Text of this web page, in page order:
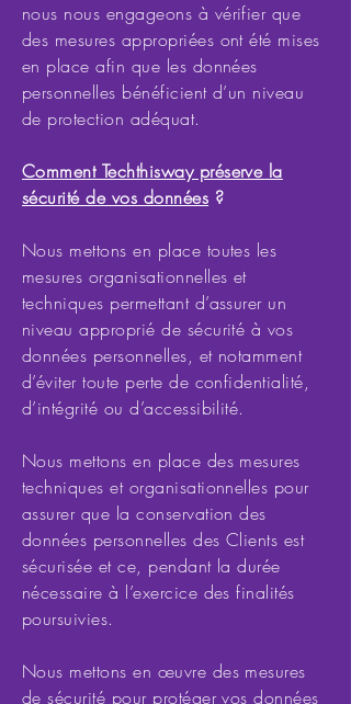
nous nous engageons à vérifier que
des mesures appropriées ont été mises
en place afin que les données
personnelles bénéficient d’un niveau
de protection adéquat.
Comment Techthisway préserve la
sécurité de vos données ?
Nous mettons en place toutes les
mesures organisationnelles et
techniques permettant d’assurer un
niveau approprié de sécurité à vos
données personnelles, et notamment
d’éviter toute perte de confidentialité,
d’intégrité ou d’accessibilité.
Nous mettons en place des mesures
techniques et organisationnelles pour
assurer que la conservation des
données personnelles des Clients est
sécurisée et ce, pendant la durée
nécessaire à l’exercice des finalités
poursuivies.
Nous mettons en œuvre des mesures
de sécurité pour protéger vos données